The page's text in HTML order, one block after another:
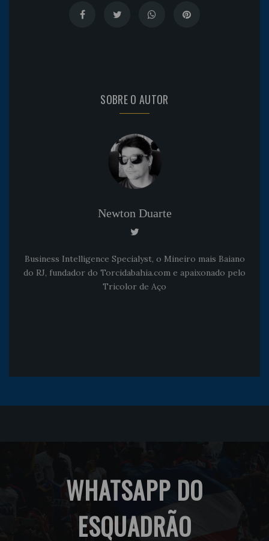
SOBRE O AUTOR
Newton Duarte
Business Intelligence Specialyst, o Mineiro mais Baiano
do RJ, fundador do Torcidabahia.com e apaixonado pelo
Tricolor de Aço
WHATSAPP DO
ESQUADRÃO